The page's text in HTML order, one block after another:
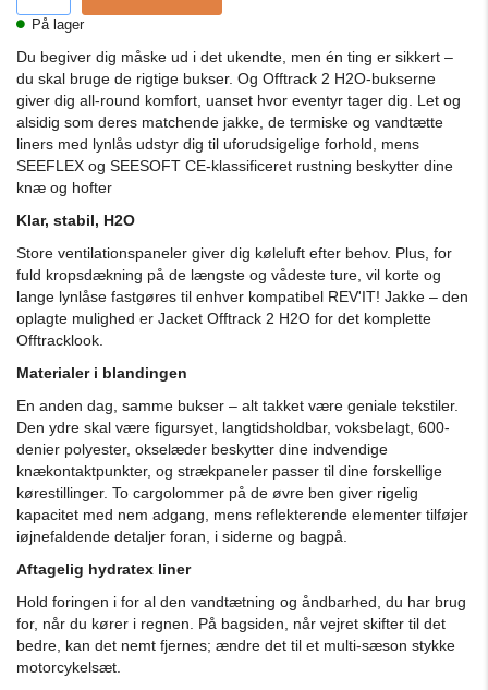
På lager
Du begiver dig måske ud i det ukendte, men én ting er sikkert –
du skal bruge de rigtige bukser. Og Offtrack 2 H2O-bukserne
giver dig all-round komfort, uanset hvor eventyr tager dig. Let og
alsidig som deres matchende jakke, de termiske og vandtætte
liners med lynlås udstyr dig til uforudsigelige forhold, mens
SEEFLEX og SEESOFT CE-klassificeret rustning beskytter dine
knæ og hofter
Klar, stabil, H2O
Store ventilationspaneler giver dig køleluft efter behov. Plus, for
fuld kropsdækning på de længste og vådeste ture, vil korte og
lange lynlåse fastgøres til enhver kompatibel REV'IT! Jakke – den
oplagte mulighed er Jacket Offtrack 2 H2O for det komplette
Offtracklook.
Materialer i blandingen
En anden dag, samme bukser – alt takket være geniale tekstiler.
Den ydre skal være figursyet, langtidsholdbar, voksbelagt, 600-
denier polyester, okselæder beskytter dine indvendige
knækontaktpunkter, og strækpaneler passer til dine forskellige
kørestillinger. To cargolommer på de øvre ben giver rigelig
kapacitet med nem adgang, mens reflekterende elementer tilføjer
iøjnefaldende detaljer foran, i siderne og bagpå.
Aftagelig hydratex liner
Hold foringen i for al den vandtætning og åndbarhed, du har brug
for, når du kører i regnen. På bagsiden, når vejret skifter til det
bedre, kan det nemt fjernes; ændre det til et multi-sæson stykke
motorcykelsæt.